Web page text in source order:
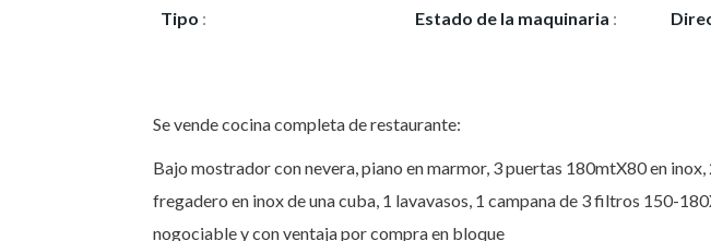
Tipo : Estado de la maquinaria :
Se vende cocina completa de restaurante:
Bajo mostrador con nevera, piano en marmor, 3 puertas 180mtX80 en inox,
fregadero en inox de una cuba, 1 lavavasos, 1 campana de 3 filtros 150-
nogociable y con ventaja por compra en bloque